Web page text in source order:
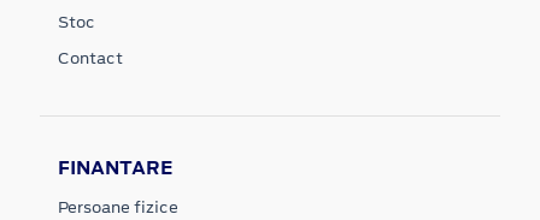
Stoc
Contact
FINANTARE
Persoane fizice